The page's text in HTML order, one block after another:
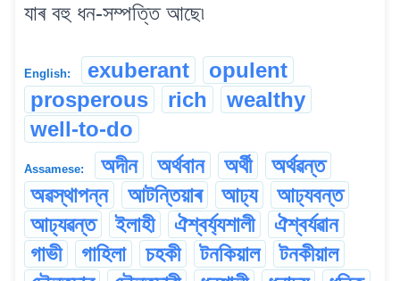
যাৰ বহু ধন-সম্পত্তি আছে৷
English: exuberant
opulent
prosperous
rich
wealthy
well-to-do
Assamese: অদীন অৰ্থবান অৰ্থী
অৰ্থৱন্ত
অৱস্থাপন্ন
আটন্তিয়াৰ আঢ্য
আঢ্যবন্ত
আঢ্যৱন্ত
ইলাহী ঐশ্বৰ্য্যশালী
ঐশ্বৰ্যৱান
গাভী
গাহিলা চহকী টনকিয়াল
টনকীয়াল